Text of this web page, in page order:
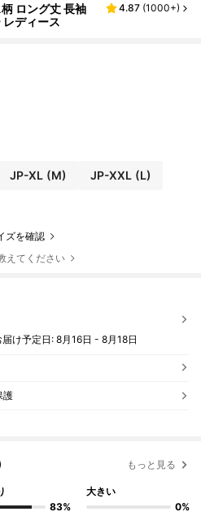
ロング丈 長袖
レディース
4.87 (1000+)
JP-XL (M) JP-XXL (L)
ズを確認
えてください
届け予定日: 8月16日 - 8月18日
護
もっと見る
83%
大きい
0%